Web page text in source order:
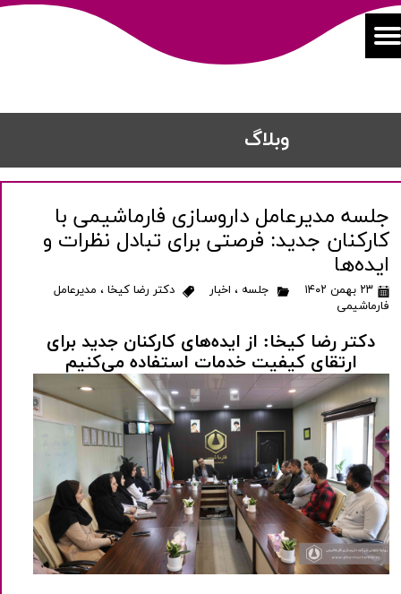
​​وبلاگ
جلسه مدیرعامل داروسازی فارماشیمی با
کارکنان جدید: فرصتی برای تبادل نظرات و
ایده‌ها
۲۳ بهمن ۱۴۰۲ جلسه ، اخبار دکتر رضا کیخا ، مدیرعامل
فارماشیمی
دکتر رضا کیخا: از ایده‌های کارکنان جدید برای
ارتقای کیفیت خدمات استفاده می‌کنیم